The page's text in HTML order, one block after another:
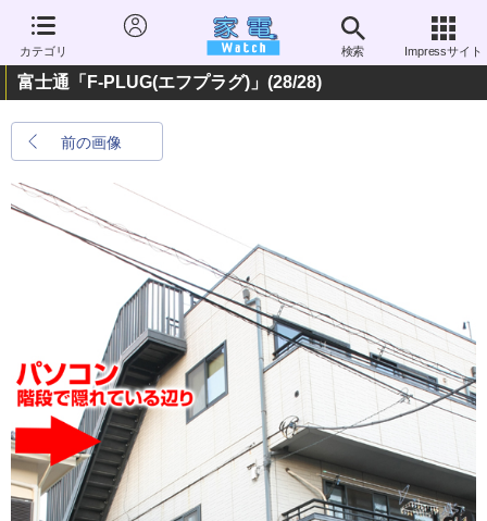
カテゴリ 検索 Impressサイト
富士通「F-PLUG(エフプラグ)」 (28/28)
前の画像